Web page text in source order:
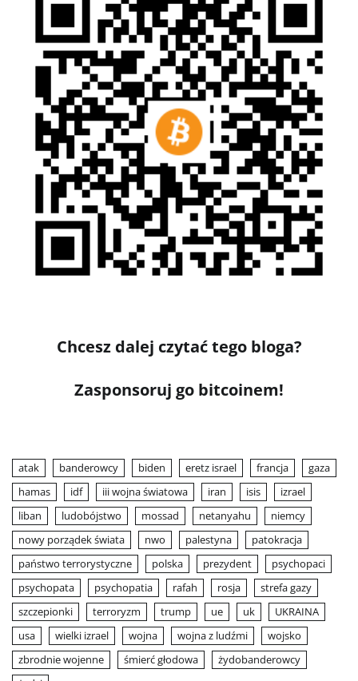
Chcesz dalej czytać tego bloga?
Zasponsoruj go bitcoinem!
atak banderowcy biden eretz israel francja
gaza
hamas
idf iii wojna światowa iran isis
izrael
liban
ludobójstwo mossad netanyahu
niemcy
nowy porządek świata
nwo palestyna
patokracja
państwo terrorystyczne
polska prezydent
psychopaci
psychopata
psychopatia rafah rosja
strefa gazy
szczepionki
terroryzm trump ue uk
UKRAINA
usa
wielki izrael wojna wojna z ludźmi
wojsko
zbrodnie wojenne
śmierć głodowa
żydobanderowcy